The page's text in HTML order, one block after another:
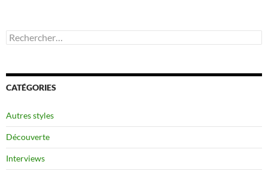
Rechercher :
CATÉGORIES
Autres styles
Découverte
Interviews